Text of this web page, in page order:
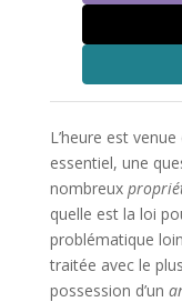
L’heure est
essentiel, une
nombreux
quelle est la loi
problématique
traitée avec le
possession d’un